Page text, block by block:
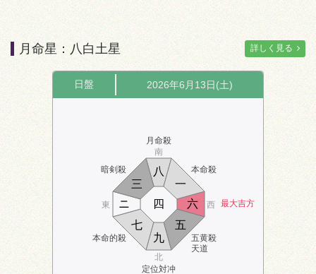
月命星：八白土星 詳しく見る
日盤 2026年6月13日(土)
暗剣殺
月命殺
本命殺
最大吉方
本命的殺
定位対冲
五黄殺
天道
南
北
東 西
九
一
ニ
三
四
五
六
七
八